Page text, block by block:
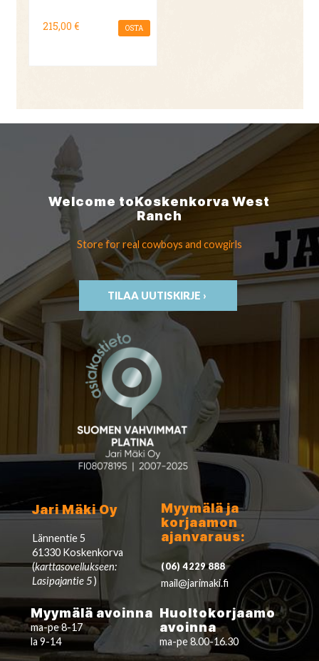
215,00 € OSTA
Welcome toKoskenkorvaWest
Ranch
Store for real cowboys and cowgirls
TILAA UUTISKIRJE ›
Jari Mäki Oy
Lännentie 5
61330 Koskenkorva
(karttasovellukseen:
Lasipajantie 5)
Myymälä ja
korjaamon
ajanvaraus:
(06) 4229 888
mail@jarimaki.fi
Myymälä avoinna
ma-pe 8-17
la 9-14
Huoltokorjaamo
avoinna
ma-pe 8.00-16.30